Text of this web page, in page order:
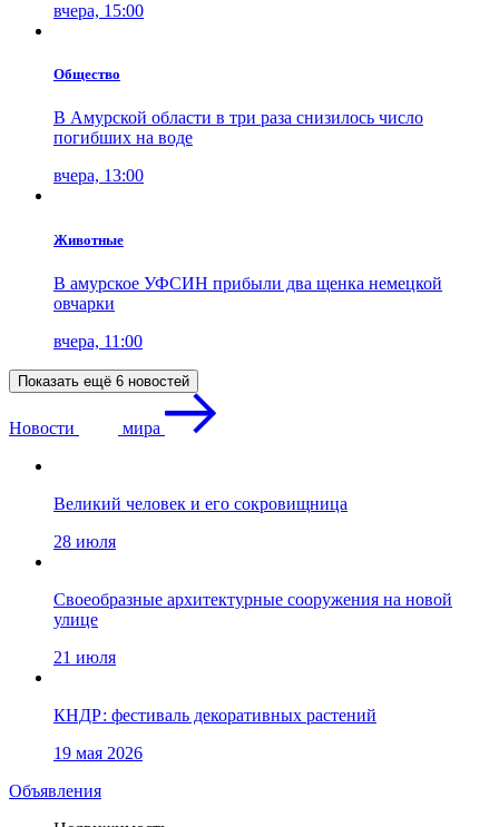
вчера, 15:00
Общество
В Амурской области в три раза снизилось число
погибших на воде
вчера, 13:00
Животные
В амурское УФСИН прибыли два щенка немецкой
овчарки
вчера, 11:00
Показать ещё 6 новостей
Новости мира
Великий человек и его сокровищница
28 июля
Своеобразные архитектурные сооружения на новой
улице
21 июля
КНДР: фестиваль декоративных растений
19 мая 2026
Объявления